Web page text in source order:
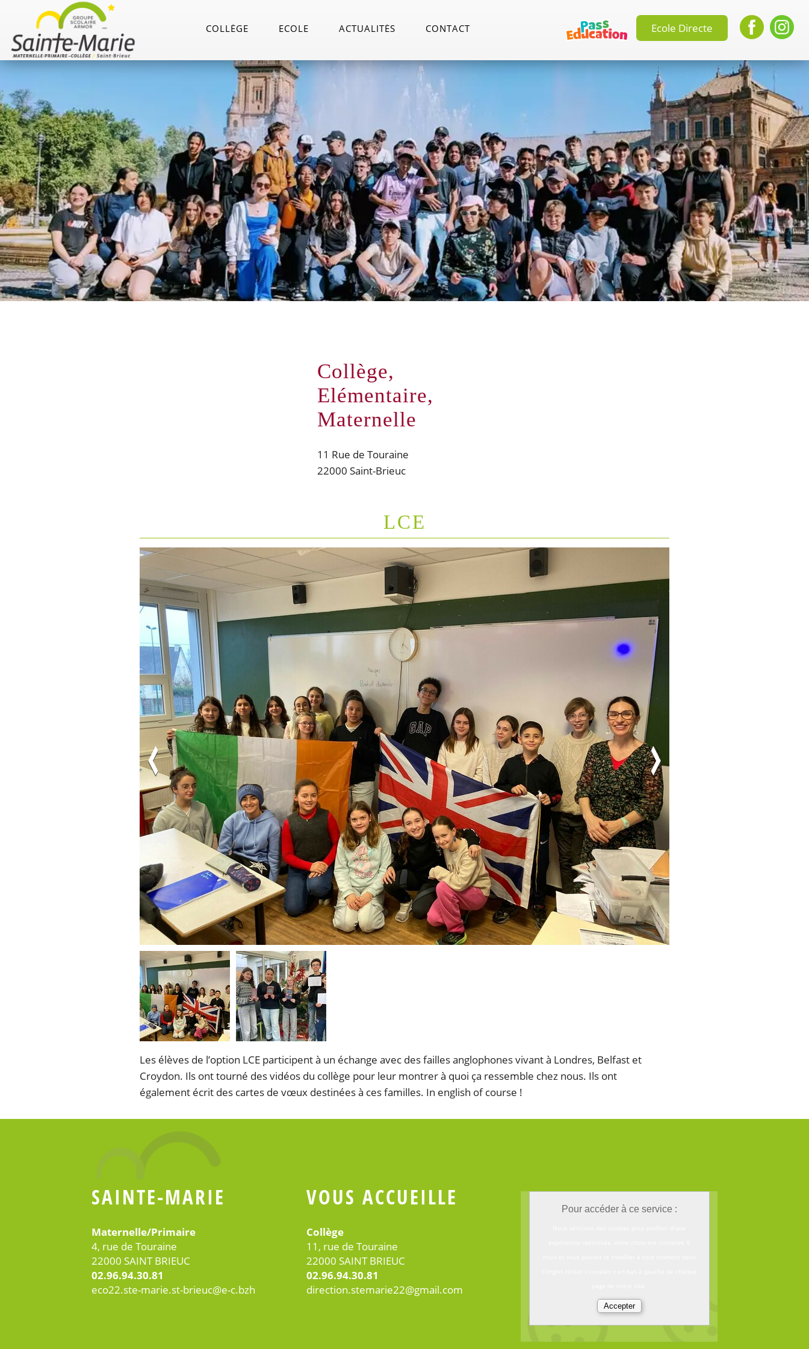
Ecole Directe
COLLÈGE ECOLE ACTUALITÉS CONTACT
Collège,
Elémentaire,
Maternelle
11 Rue de Touraine
22000 Saint-Brieuc
LCE
Les élèves de l’option LCE participent à un échange avec des failles anglophones vivant à Londres, Belfast et
Croydon. Ils ont tourné des vidéos du collège pour leur montrer à quoi ça ressemble chez nous. Ils ont
également écrit des cartes de vœux destinées à ces familles. In english of course !
SAINTE-MARIE
Maternelle/Primaire
4, rue de Touraine
22000 SAINT BRIEUC
02.96.94.30.81
eco22.ste-marie.st-brieuc@e-c.bzh
VOUS ACCUEILLE
Collège
11, rue de Touraine
22000 SAINT BRIEUC
02.96.94.30.81
direction.stemarie22@gmail.com
Pour accéder à ce service :